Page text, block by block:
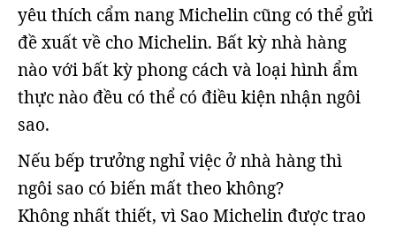
yêu thích cẩm nang Michelin cũng có thể gửi
đề xuất về cho Michelin. Bất kỳ nhà hàng
nào với bất kỳ phong cách và loại hình ẩm
thực nào đều có thể có điều kiện nhận ngôi
sao.
Nếu bếp trưởng nghỉ việc ở nhà hàng thì
ngôi sao có biến mất theo không?
Không nhất thiết, vì Sao Michelin được trao